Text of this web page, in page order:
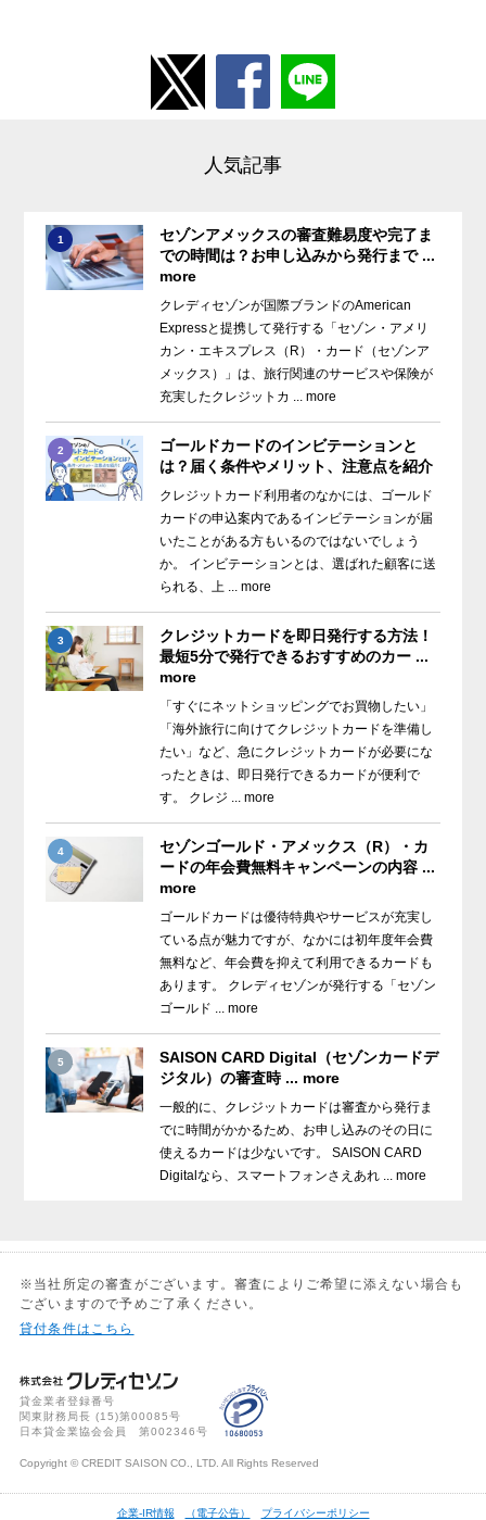
人気記事
1
セゾンアメックスの審査難易度や完了ま
での時間は？お申し込みから発行まで ...
more
クレディセゾンが国際ブランドのAmerican
Expressと提携して発行する「セゾン・アメリ
カン・エキスプレス（R）・カード（セゾンア
メックス）」は、旅行関連のサービスや保険が
充実したクレジットカ ... more
2
ゴールドカードのインビテーションと
は？届く条件やメリット、注意点を紹介
クレジットカード利用者のなかには、ゴールド
カードの申込案内であるインビテーションが届
いたことがある方もいるのではないでしょう
か。 インビテーションとは、選ばれた顧客に送
られる、上 ... more
3
クレジットカードを即日発行する方法！
最短5分で発行できるおすすめのカー ...
more
「すぐにネットショッピングでお買物したい」
「海外旅行に向けてクレジットカードを準備し
たい」など、急にクレジットカードが必要にな
ったときは、即日発行できるカードが便利で
す。 クレジ ... more
4
セゾンゴールド・アメックス（R）・カ
ードの年会費無料キャンペーンの内容 ...
more
ゴールドカードは優待特典やサービスが充実し
ている点が魅力ですが、なかには初年度年会費
無料など、年会費を抑えて利用できるカードも
あります。 クレディセゾンが発行する「セゾン
ゴールド ... more
5
SAISON CARD Digital（セゾンカードデ
ジタル）の審査時 ... more
一般的に、クレジットカードは審査から発行ま
でに時間がかかるため、お申し込みのその日に
使えるカードは少ないです。 SAISON CARD
Digitalなら、スマートフォンさえあれ ... more
※当社所定の審査がございます。審査によりご希望に添えない場合も
ございますので予めご了承ください。
貸付条件はこちら
貸金業者登録番号
関東財務局長 (15)第00085号
日本貸金業協会会員 第002346号
Copyright © CREDIT SAISON CO., LTD. All Rights Reserved
企業-IR情報 （電子公告） プライバシーポリシー